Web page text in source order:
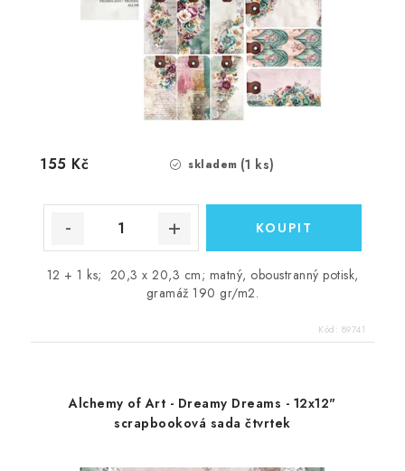
skladem (1 ks)
155 Kč
12 + 1 ks; 20,3 x 20,3 cm; matný, oboustranný potisk,
gramáž 190 gr/m2.
Kód: 89741
Alchemy of Art - Dreamy Dreams - 12x12"
scrapbooková sada čtvrtek